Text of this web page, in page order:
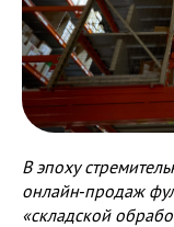
В эпоху
онлайн‑продаж
«складской